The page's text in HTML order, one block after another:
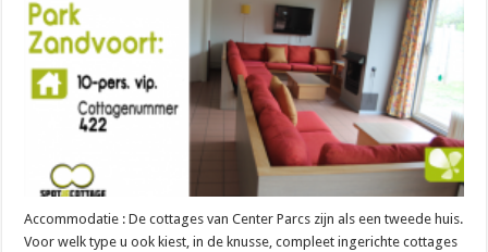
Accommodatie : De cottages van Center Parcs zijn als een tweede huis.
Voor welk type u ook kiest, in de knusse, compleet ingerichte cottages